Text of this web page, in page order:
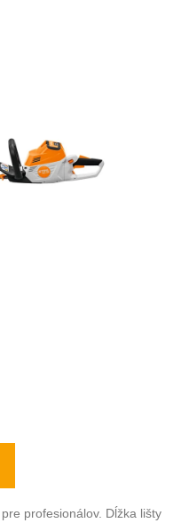
profesionálov. Dĺžka lišty